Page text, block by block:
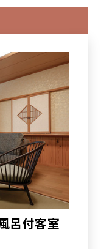
呂付客室